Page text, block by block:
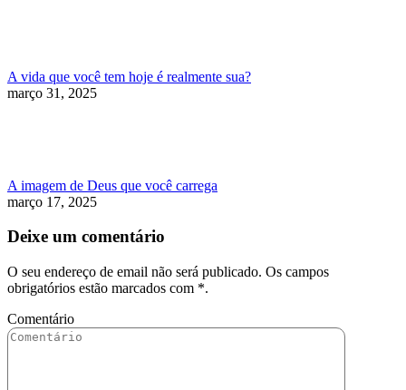
A vida que você tem hoje é realmente sua?
março 31, 2025
A imagem de Deus que você carrega
março 17, 2025
Deixe um comentário
O seu endereço de email não será publicado. Os campos
obrigatórios estão marcados com *.
Comentário